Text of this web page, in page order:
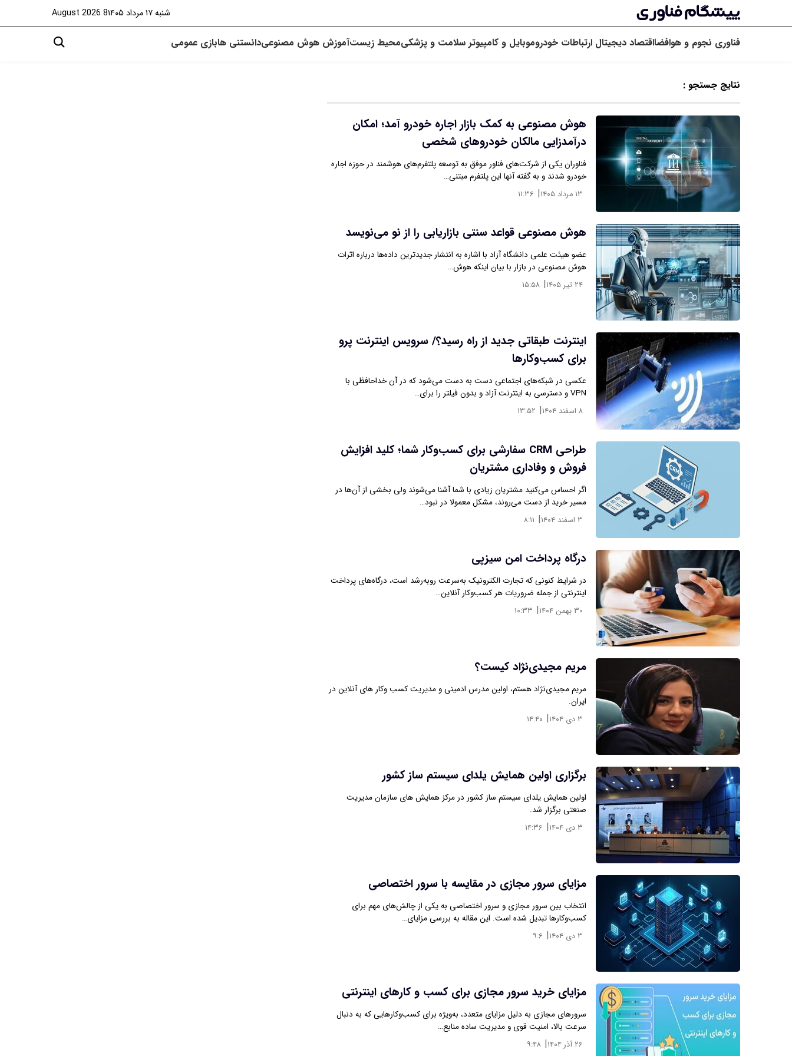
شنبه ۱۷ مرداد ۱۴۰۵ 8 August 2026
فناوری نجوم و هوافضااقتصاد دیجیتال ارتباطات خودروموبایل و کامپیوتر سلامت و پزشکیمحیط زیستآموزش هوش مصنوعیدانستنی هابازی عمومی
نتایج جستجو :
هوش مصنوعی به کمک بازار اجاره خودرو آمد؛ امکان
درآمدزایی مالکان خودروهای شخصی
فناوران یکی از شرکت‌های فناور موفق به توسعه پلتفرم‌های هوشمند در حوزه اجاره
خودرو شدند و به گفته آنها این پلتفرم مبتنی…
۱۳ مرداد ۱۴۰۵ | ۱۱:۳۶
هوش مصنوعی قواعد سنتی بازاریابی را از نو می‌نویسد
عضو هیئت علمی دانشگاه آزاد با اشاره به انتشار جدیدترین داده‌ها درباره اثرات
هوش مصنوعی در بازار با بیان اینکه هوش…
۲۴ تیر ۱۴۰۵ | ۱۵:۵۸
اینترنت طبقاتی جدید از راه رسید؟/ سرویس اینترنت پرو
برای کسب‌وکارها
عکسی در شبکه‌های اجتماعی دست به دست می‌شود که در آن خداحافظی با
VPN و دسترسی به اینترنت آزاد و بدون فیلتر را برای…
۸ اسفند ۱۴۰۴ | ۱۳:۵۲
طراحی CRM سفارشی برای کسب‌وکار شما؛ کلید افزایش
فروش و وفاداری مشتریان
اگر احساس می‌کنید مشتریان زیادی با شما آشنا می‌شوند ولی بخشی از آن‌ها در
مسیر خرید از دست می‌روند، مشکل معمولا در نبود…
۳ اسفند ۱۴۰۴ | ۸:۱۱
درگاه پرداخت امن سیزپی
در شرایط کنونی که تجارت الکترونیک به‌سرعت روبه‌رشد است، درگاه‌های پرداخت
اینترنتی از جمله ضروریات هر کسب‌وکار آنلاین…
۳۰ بهمن ۱۴۰۴ | ۱۰:۳۳
مریم مجیدی‌نژاد کیست؟
مریم مجیدی‌نژاد هستم، اولین مدرس ادمینی و مدیریت کسب وکار های آنلاین در
ایران.
۳ دی ۱۴۰۴ | ۱۴:۴۰
برگزاری اولین همایش یلدای سیستم ساز کشور
اولین همایش یلدای سیستم ساز کشور در مرکز همایش های سازمان مدیریت
صنعتی برگزار شد.
۳ دی ۱۴۰۴ | ۱۴:۳۶
مزایای سرور مجازی در مقایسه با سرور اختصاصی
انتخاب بین سرور مجازی و سرور اختصاصی به یکی از چالش‌های مهم برای
کسب‌وکارها تبدیل شده است. این مقاله به بررسی مزایای…
۳ دی ۱۴۰۴ | ۹:۶
مزایای خرید سرور مجازی برای کسب و کارهای اینترنتی
سرورهای مجازی به دلیل مزایای متعدد، به‌ویژه برای کسب‌وکارهایی که به دنبال
سرعت بالا، امنیت قوی و مدیریت ساده منابع…
۲۶ آذر ۱۴۰۴ | ۹:۴۸